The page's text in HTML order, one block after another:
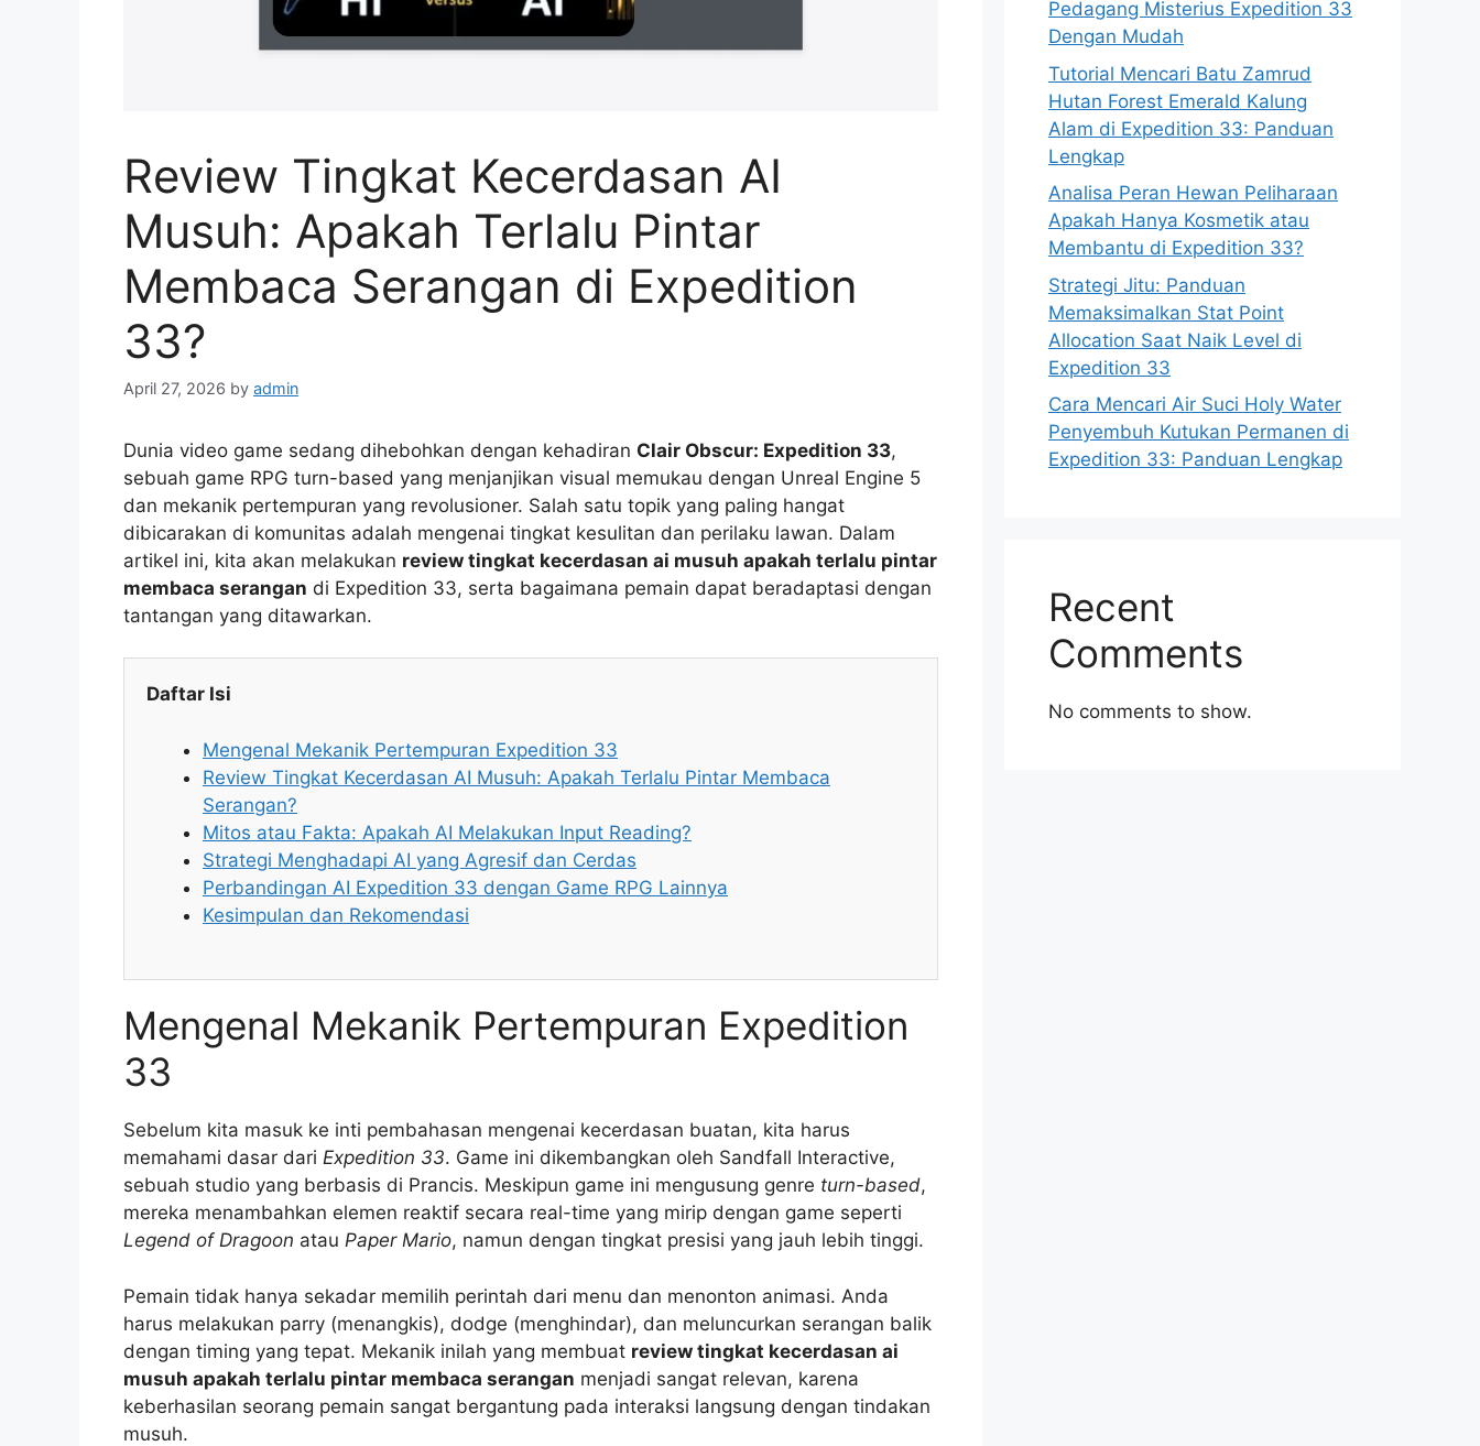
Review Tingkat Kecerdasan AI
Musuh: Apakah Terlalu Pintar
Membaca Serangan di Expedition
33?
April 27, 2026 by admin
Dunia video game sedang dihebohkan dengan kehadiran Clair Obscur: Expedition 33,
sebuah game RPG turn-based yang menjanjikan visual memukau dengan Unreal Engine 5
dan mekanik pertempuran yang revolusioner. Salah satu topik yang paling hangat
dibicarakan di komunitas adalah mengenai tingkat kesulitan dan perilaku lawan. Dalam
artikel ini, kita akan melakukan review tingkat kecerdasan ai musuh apakah terlalu pintar
membaca serangan di Expedition 33, serta bagaimana pemain dapat beradaptasi dengan
tantangan yang ditawarkan.
Daftar Isi
Mengenal Mekanik Pertempuran Expedition 33
Review Tingkat Kecerdasan AI Musuh: Apakah Terlalu Pintar Membaca
Serangan?
Mitos atau Fakta: Apakah AI Melakukan Input Reading?
Strategi Menghadapi AI yang Agresif dan Cerdas
Perbandingan AI Expedition 33 dengan Game RPG Lainnya
Kesimpulan dan Rekomendasi
Mengenal Mekanik Pertempuran Expedition
33
Sebelum kita masuk ke inti pembahasan mengenai kecerdasan buatan, kita harus
memahami dasar dari Expedition 33. Game ini dikembangkan oleh Sandfall Interactive,
sebuah studio yang berbasis di Prancis. Meskipun game ini mengusung genre turn-based,
mereka menambahkan elemen reaktif secara real-time yang mirip dengan game seperti
Legend of Dragoon atau Paper Mario, namun dengan tingkat presisi yang jauh lebih tinggi.
Pemain tidak hanya sekadar memilih perintah dari menu dan menonton animasi. Anda
harus melakukan parry (menangkis), dodge (menghindar), dan meluncurkan serangan balik
dengan timing yang tepat. Mekanik inilah yang membuat review tingkat kecerdasan ai
musuh apakah terlalu pintar membaca serangan menjadi sangat relevan, karena
keberhasilan seorang pemain sangat bergantung pada interaksi langsung dengan tindakan
musuh.
Pedagang Misterius Expedition 33
Dengan Mudah
Tutorial Mencari Batu Zamrud
Hutan Forest Emerald Kalung
Alam di Expedition 33: Panduan
Lengkap
Analisa Peran Hewan Peliharaan
Apakah Hanya Kosmetik atau
Membantu di Expedition 33?
Strategi Jitu: Panduan
Memaksimalkan Stat Point
Allocation Saat Naik Level di
Expedition 33
Cara Mencari Air Suci Holy Water
Penyembuh Kutukan Permanen di
Expedition 33: Panduan Lengkap
Recent
Comments
No comments to show.